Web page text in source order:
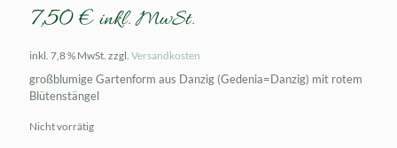
7,50€ inkl. MwSt.
inkl. 7,8 % MwSt. zzgl. Versandkosten
großblumige Gartenform aus Danzig (Gedenia=Danzig) mit rotem
Blütenstängel
Nicht vorrätig